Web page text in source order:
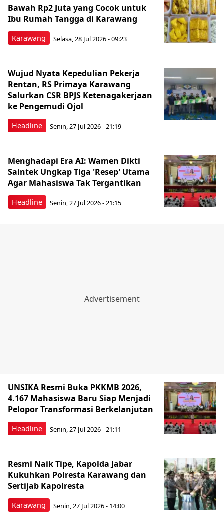
Karawang
Bawah Rp2 Juta yang Cocok untuk
Ibu Rumah Tangga di Karawang
Selasa, 28 Jul 2026 - 09:23
Headline
Wujud Nyata Kepedulian Pekerja
Rentan, RS Primaya Karawang
Salurkan CSR BPJS Ketenagakerjaan
ke Pengemudi Ojol
Senin, 27 Jul 2026 - 21:19
Headline
Menghadapi Era AI: Wamen Dikti
Saintek Ungkap Tiga 'Resep' Utama
Agar Mahasiswa Tak Tergantikan
Senin, 27 Jul 2026 - 21:15
Headline
UNSIKA Resmi Buka PKKMB 2026,
4.167 Mahasiswa Baru Siap Menjadi
Pelopor Transformasi Berkelanjutan
Senin, 27 Jul 2026 - 21:11
Karawang
Resmi Naik Tipe, Kapolda Jabar
Kukuhkan Polresta Karawang dan
Sertijab Kapolresta
Senin, 27 Jul 2026 - 14:00